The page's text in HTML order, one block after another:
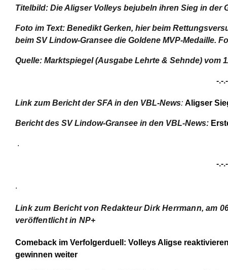
Titelbild: Die Aligser Volleys bejubeln ihren Sieg in der
Foto im Text: Benedikt Gerken, hier beim
beim SV Lindow-Gransee die Goldene MVP-Medaille.
Quelle: Marktspiegel (Ausgabe Lehrte & Sehnde) vom
-.-
Link zum Bericht der SFA in den VBL-News: Aligser
Bericht des SV Lindow-Gransee in den VBL-News:
.
-.-
.
Link zum Bericht von Redakteur Dirk Herrmann,am
veröffentlicht in NP+
Comeback im Verfolgerduell: Volleys Aligse
gewinnen weiter